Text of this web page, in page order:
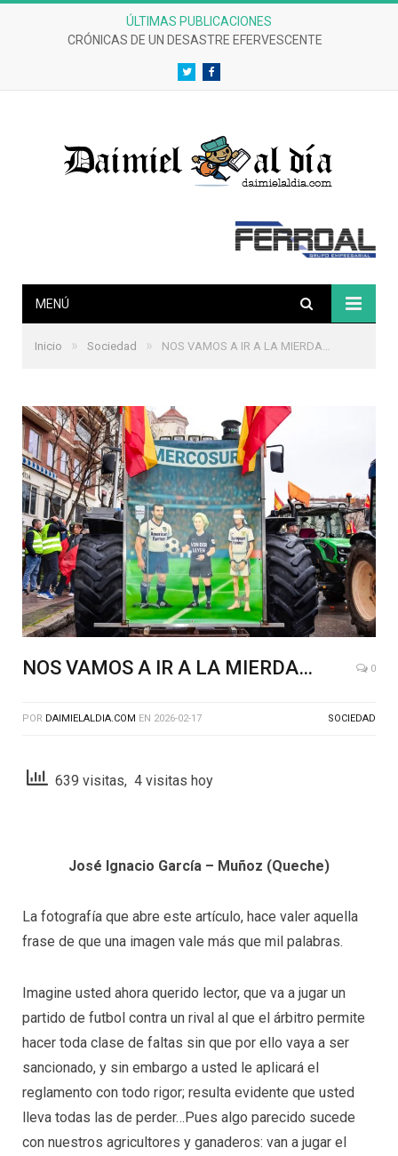
ÚLTIMAS PUBLICACIONES
CRÓNICAS DE UN DESASTRE EFERVESCENTE
TwitterFacebook
MENÚ
Inicio » Sociedad » NOS VAMOS A IR A LA MIERDA…
NOS VAMOS A IR A LA MIERDA… 0
POR DAIMIELALDIA.COM EN 2026-02-17 SOCIEDAD
639 visitas, 4 visitas hoy
José Ignacio García – Muñoz (Queche)
La fotografía que abre este artículo, hace valer aquella
frase de que una imagen vale más que mil palabras.
Imagine usted ahora querido lector, que va a jugar un
partido de futbol contra un rival al que el árbitro permite
hacer toda clase de faltas sin que por ello vaya a ser
sancionado, y sin embargo a usted le aplicará el
reglamento con todo rigor; resulta evidente que usted
lleva todas las de perder…Pues algo parecido sucede
con nuestros agricultores y ganaderos: van a jugar el